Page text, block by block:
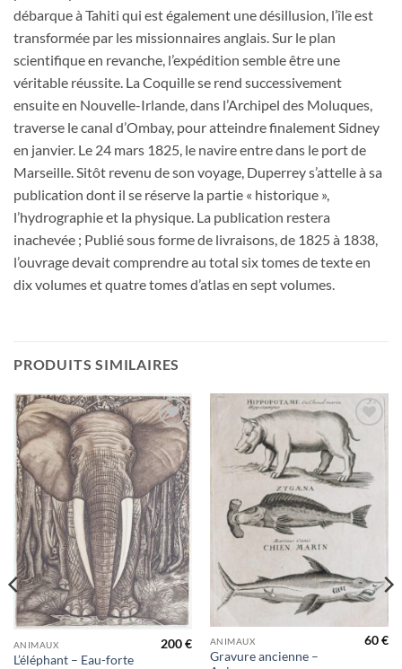
débarque à Tahiti qui est également une désillusion, l’île est
transformée par les missionnaires anglais. Sur le plan
scientifique en revanche, l’expédition semble être une
véritable réussite. La Coquille se rend successivement
ensuite en Nouvelle-Irlande, dans l’Archipel des Moluques,
traverse le canal d’Ombay, pour atteindre finalement Sidney
en janvier. Le 24 mars 1825, le navire entre dans le port de
Marseille. Sitôt revenu de son voyage, Duperrey s’attelle à sa
publication dont il se réserve la partie « historique »,
l’hydrographie et la physique. La publication restera
inachevée ; Publié sous forme de livraisons, de 1825 à 1838,
l’ouvrage devait comprendre au total six tomes de texte en
dix volumes et quatre tomes d’atlas en sept volumes.
PRODUITS SIMILAIRES
Ajouter
à la
wishlist
ANIMAUX
L’éléphant – Eau-forte
200€
Ajouter
à la
wishlist
ANIMAUX
Gravure ancienne –
60€